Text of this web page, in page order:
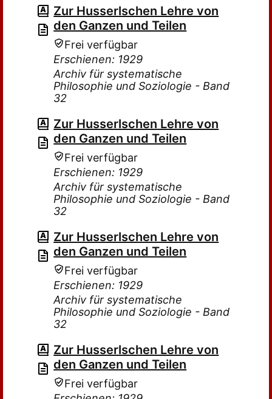
Zur Husserlschen Lehre von
den Ganzen und Teilen
Frei verfügbar
Erschienen: 1929
Archiv für systematische
Philosophie und Soziologie - Band
32
Zur Husserlschen Lehre von
den Ganzen und Teilen
Frei verfügbar
Erschienen: 1929
Archiv für systematische
Philosophie und Soziologie - Band
32
Zur Husserlschen Lehre von
den Ganzen und Teilen
Frei verfügbar
Erschienen: 1929
Archiv für systematische
Philosophie und Soziologie - Band
32
Zur Husserlschen Lehre von
den Ganzen und Teilen
Frei verfügbar